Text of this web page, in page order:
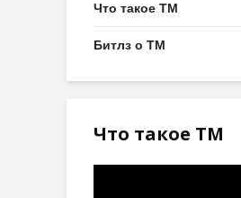
Что такое ТМ
Битлз о ТМ
Что такое ТМ